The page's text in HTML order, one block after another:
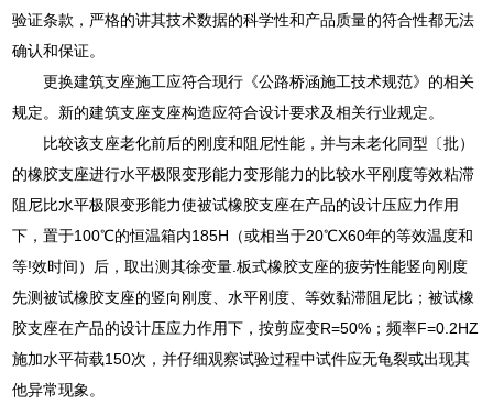
验证条款，严格的讲其技术数据的科学性和产品质量的符合性都无法
确认和保证。
更换建筑支座施工应符合现行《公路桥涵施工技术规范》的相关
规定。新的建筑支座支座构造应符合设计要求及相关行业规定。
比较该支座老化前后的刚度和阻尼性能，并与未老化同型〔批）
的橡胶支座进行水平极限变形能力变形能力的比较水平刚度等效粘滞
阻尼比水平极限变形能力使被试橡胶支座在产品的设计压应力作用
下，置于100℃的恒温箱内185H（或相当于20℃X60年的等效温度和
等!效时间）后，取出测其徐变量.板式橡胶支座的疲劳性能竖向刚度
先测被试橡胶支座的竖向刚度、水平刚度、等效黏滞阻尼比；被试橡
胶支座在产品的设计压应力作用下，按剪应变R=50%；频率F=0.2HZ
施加水平荷载150次，并仔细观察试验过程中试件应无龟裂或出现其
他异常现象。